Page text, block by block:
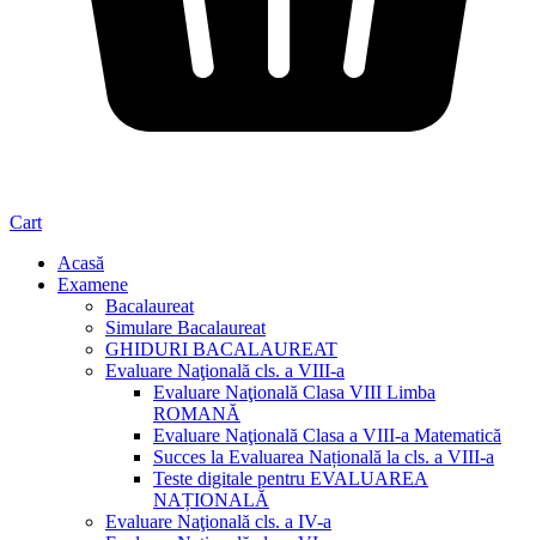
Cart
Acasă
Examene
Bacalaureat
Simulare Bacalaureat
GHIDURI BACALAUREAT
Evaluare Naţională cls. a VIII-a
Evaluare Naţională Clasa VIII Limba
ROMANĂ
Evaluare Naţională Clasa a VIII-a Matematică
Succes la Evaluarea Națională la cls. a VIII-a
Teste digitale pentru EVALUAREA
NAȚIONALĂ
Evaluare Naţională cls. a IV-a